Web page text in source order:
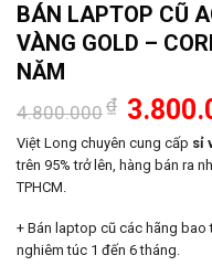
BÁN LAPTOP CŨ
VÀNG GOLD –
NĂM
4.800.000₫ Giá
gốc
là:
Việt Long chuyên cung cấp sỉ
trên 95% trở lên, hàng bán ra
TPHCM.
+ Bán laptop cũ các hãng bao
nghiêm túc 1 đến 6 tháng.